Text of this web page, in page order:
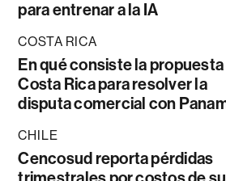
para entrenar a la IA
COSTA RICA
En qué consiste la
Costa Rica para resolver la
disputa comercial con
CHILE
Cencosud reporta pérdidas